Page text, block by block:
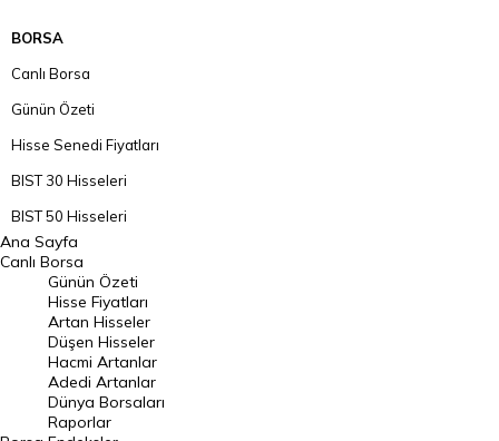
BORSA
Canlı Borsa
Günün Özeti
Hisse Senedi Fiyatları
BIST 30 Hisseleri
BIST 50 Hisseleri
BIST 100 Hisseleri
En Çok Artan Hisseler
En Çok Düşen Hisseler
Hacmi Artanlar
Geçmiş Kapanışlar
Dünya Borsaları
Ana Sayfa
Canlı Borsa
Günün Özeti
Hisse Fiyatları
Artan Hisseler
Düşen Hisseler
Hacmi Artanlar
Adedi Artanlar
Dünya Borsaları
Raporlar